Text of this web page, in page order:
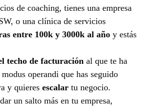
de coaching, tienes una empresa
o una clínica de servicios
entre 100k y 3000k al año y estás
techo de facturación al que te ha
operandi que has seguido
y quieres escalar tu negocio.
un salto más en tu empresa,